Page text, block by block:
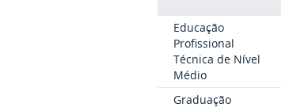
Educação
Profissional
Técnica de Nível
Médio
Graduação